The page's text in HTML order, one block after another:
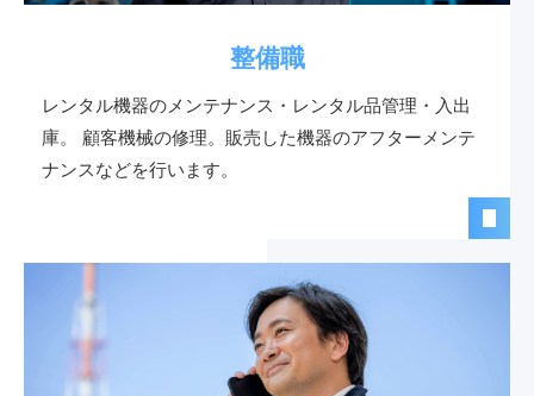
整備職
レンタル機器のメンテナンス・レンタル品管理・入出
庫。 顧客機械の修理。販売した機器のアフターメンテ
ナンスなどを行います。